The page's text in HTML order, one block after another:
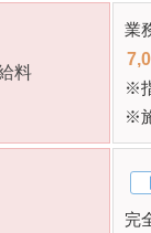
料
業
※
※
完